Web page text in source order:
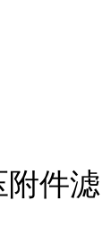
附件滤